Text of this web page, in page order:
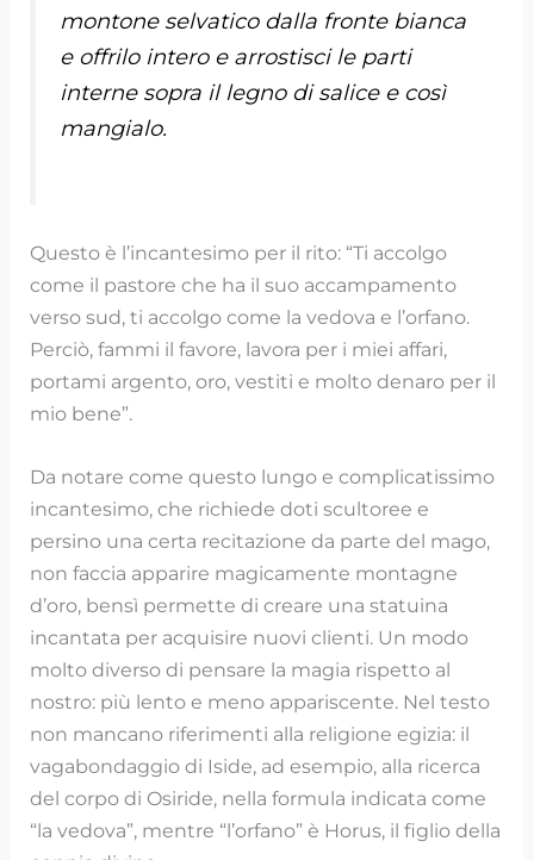
montone selvatico dalla fronte bianca
e offrilo intero e arrostisci le parti
interne sopra il legno di salice e così
mangialo.
Questo è l’incantesimo per il rito: “Ti accolgo
come il pastore che ha il suo accampamento
verso sud, ti accolgo come la vedova e l’orfano.
Perciò, fammi il favore, lavora per i miei affari,
portami argento, oro, vestiti e molto denaro per il
mio bene”.
Da notare come questo lungo e complicatissimo
incantesimo, che richiede doti scultoree e
persino una certa recitazione da parte del mago,
non faccia apparire magicamente montagne
d’oro, bensì permette di creare una statuina
incantata per acquisire nuovi clienti. Un modo
molto diverso di pensare la magia rispetto al
nostro: più lento e meno appariscente. Nel testo
non mancano riferimenti alla religione egizia: il
vagabondaggio di Iside, ad esempio, alla ricerca
del corpo di Osiride, nella formula indicata come
“la vedova”, mentre “l’orfano” è Horus, il figlio della